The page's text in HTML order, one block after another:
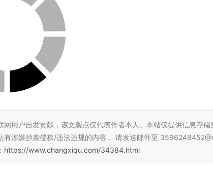
网用户自发贡献，该文观点仅代表作者本人。本站仅提供信息存
有涉嫌抄袭侵权/违法违规的内容， 请发送邮件至
https://www.changxiqu.com/34384.html